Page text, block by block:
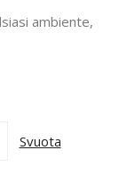
ambiente,
Svuota